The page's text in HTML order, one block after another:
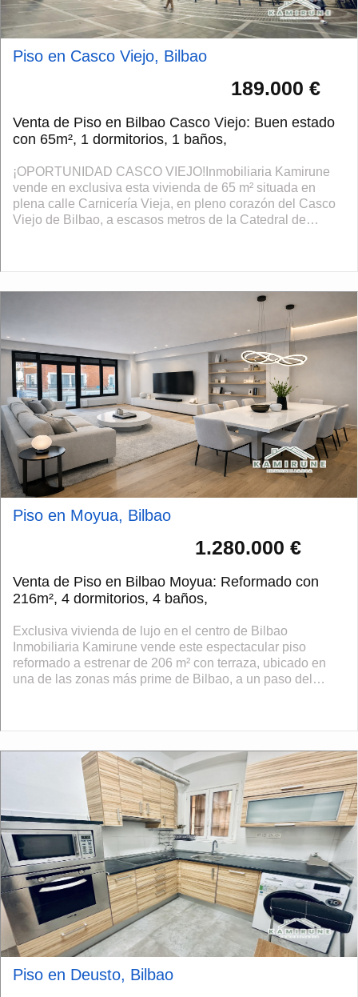
Piso en Casco Viejo, Bilbao
189.000 €
Venta de Piso en Bilbao Casco Viejo: Buen estado
con 65m², 1 dormitorios, 1 baños,
¡OPORTUNIDAD CASCO VIEJO!Inmobiliaria Kamirune
vende en exclusiva esta vivienda de 65 m² situada en
plena calle Carnicería Vieja, en pleno corazón del Casco
Viejo de Bilbao, a escasos metros de la Catedral de
Piso en Moyua, Bilbao
1.280.000 €
Venta de Piso en Bilbao Moyua: Reformado con
216m², 4 dormitorios, 4 baños,
Exclusiva vivienda de lujo en el centro de Bilbao
Inmobiliaria Kamirune vende este espectacular piso
reformado a estrenar de 206 m² con terraza, ubicado en
una de las zonas más prime de Bilbao, a un paso del
Piso en Deusto, Bilbao